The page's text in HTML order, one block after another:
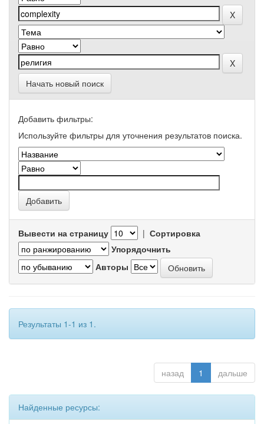
Начать новый поиск
Добавить фильтры:
Используйте фильтры для уточнения результатов поиска.
Вывести на страницу | Сортировка
Упорядочнить
Авторы
Результаты 1-1 из 1.
назад 1 дальше
Найденные ресурсы: